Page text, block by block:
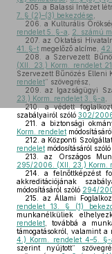
205. a Balassi Intézet
7. § (2)–(3) bekezdése
206.
a Kulturális
rendelet 5. §-a
2. számú
207. az Oktatási
41. §-t megelőző alcíme,
208.
a Szervezett
(XII. 23.) Korm. rendelet
Szervezett Bűnözés Elleni
rendelet” szövegrész,
209.
az Igazságügyi
23.) Korm. rendelet 3. §-a
210.a védett
szabályairól szóló 302/
211.
a biztonsági
Korm. rendelet
212. a Központi
rendelet módosításáról szóló
213.
az Országos
295/2006. (XII. 23.) Korm.
214.
a felnőttképzést
akkreditációjának
módosításáról szóló 294/
215.
az Állami
rendelet 13. § (1)
munkanélküliek
rendelet , továbbá a
támogatásokról, valamint a
4.) Korm. rendelet 4–5. §-
szerint nyújtott”